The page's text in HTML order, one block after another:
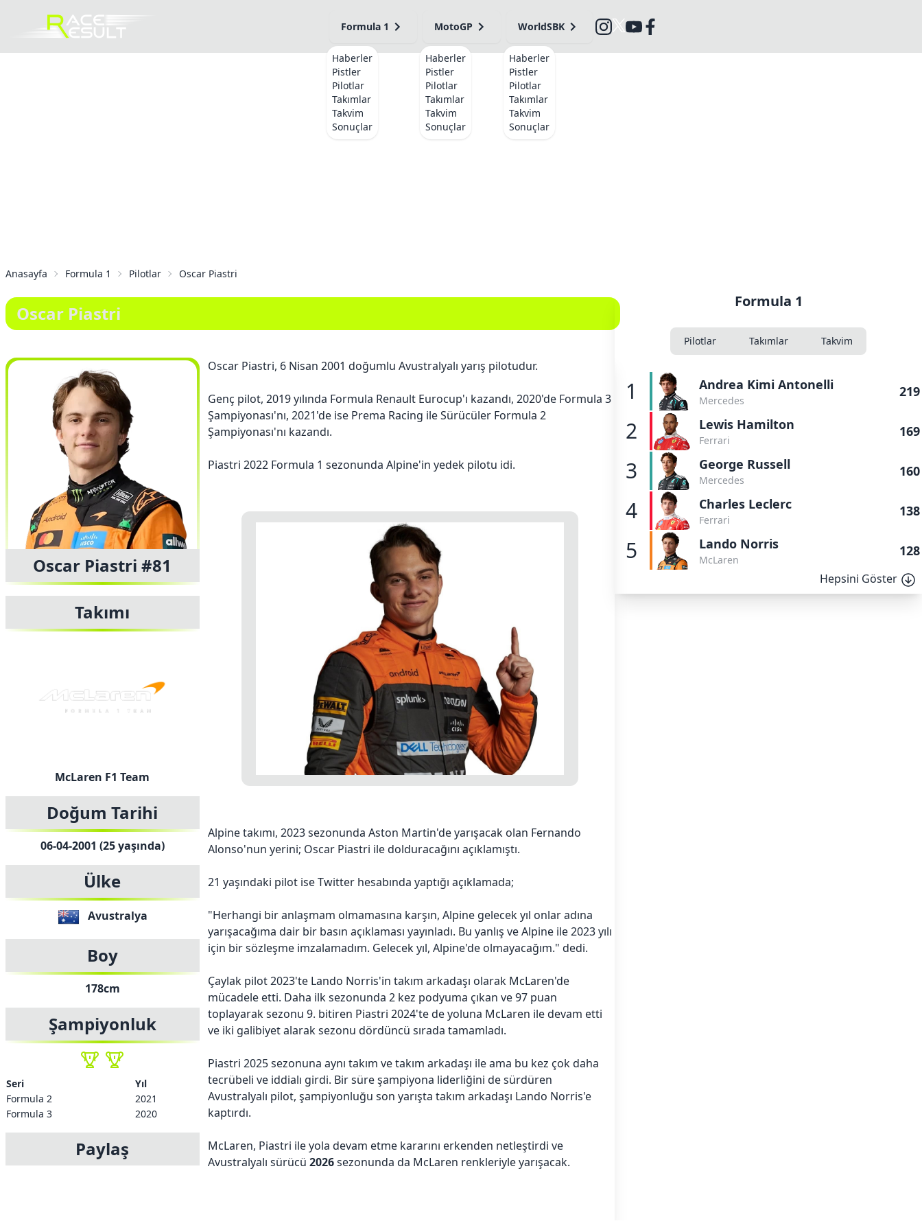
Formula 1
Haberler
Pistler
Pilotlar
Takımlar
Takvim
Sonuçlar
MotoGP
Haberler
Pistler
Pilotlar
Takımlar
Takvim
Sonuçlar
WorldSBK
Haberler
Pistler
Pilotlar
Takımlar
Takvim
Sonuçlar
Anasayfa Formula 1 Pilotlar Oscar Piastri
Oscar Piastri
Oscar Piastri #81
Takımı
McLaren F1 Team
Doğum Tarihi
06-04-2001 (25 yaşında)
Ülke
Avustralya
Boy
178cm
Şampiyonluk
Seri
Yıl
Formula 2
2021
Formula 3
2020
Paylaş
Oscar Piastri, 6 Nisan 2001 doğumlu Avustralyalı yarış pilotudur.
Genç pilot, 2019 yılında Formula Renault Eurocup'ı kazandı, 2020'de Formula 3
Şampiyonası'nı, 2021'de ise Prema Racing ile Sürücüler Formula 2
Şampiyonası'nı kazandı.
Piastri 2022 Formula 1 sezonunda Alpine'in yedek pilotu idi.
Alpine takımı, 2023 sezonunda Aston Martin'de yarışacak olan Fernando
Alonso'nun yerini; Oscar Piastri ile dolduracağını açıklamıştı.
21 yaşındaki pilot ise Twitter hesabında yaptığı açıklamada;
"Herhangi bir anlaşmam olmamasına karşın, Alpine gelecek yıl onlar adına
yarışacağıma dair bir basın açıklaması yayınladı. Bu yanlış ve Alpine ile 2023 yılı
için bir sözleşme imzalamadım. Gelecek yıl, Alpine'de olmayacağım." dedi.
Çaylak pilot 2023'te Lando Norris'in takım arkadaşı olarak McLaren'de
mücadele etti. Daha ilk sezonunda 2 kez podyuma çıkan ve 97 puan
toplayarak sezonu 9. bitiren Piastri 2024'te de yoluna McLaren ile devam etti
ve iki galibiyet alarak sezonu dördüncü sırada tamamladı.
Piastri 2025 sezonuna aynı takım ve takım arkadaşı ile ama bu kez çok daha
tecrübeli ve iddialı girdi. Bir süre şampiyona liderliğini de sürdüren
Avustralyalı pilot, şampiyonluğu son yarışta takım arkadaşı Lando Norris'e
kaptırdı.
McLaren, Piastri ile yola devam etme kararını erkenden netleştirdi ve
Avustralyalı sürücü 2026sezonunda da McLaren renkleriyle yarışacak.
Formula 1
Pilotlar Takımlar Takvim
1 Andrea Kimi Antonelli
Mercedes
219
2 Lewis Hamilton
Ferrari
169
3 George Russell
Mercedes
160
4 Charles Leclerc
Ferrari
138
5 Lando Norris
McLaren
128
Hepsini Göster